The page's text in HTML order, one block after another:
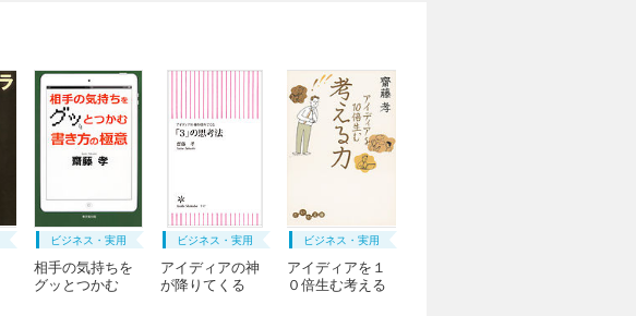
ビジネス・実用
相手の気持ちを
グッとつかむ
ビジネス・実用
アイディアの神
が降りてくる
ビジネス・実用
アイディアを１
０倍生む考える